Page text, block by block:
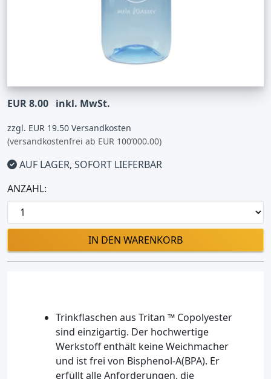
EUR 8.00 inkl. MwSt.
zzgl. EUR 19.50 Versandkosten
(versandkostenfrei ab EUR 100’000.00)
AUF LAGER, SOFORT LIEFERBAR
ANZAHL:
IN DEN WARENKORB
Trinkflaschen aus Tritan ™ Copolyester
sind einzigartig. Der hochwertige
Werkstoff enthält keine Weichmacher
und ist frei von Bisphenol-A(BPA). Er
erfüllt alle Anforderungen, die